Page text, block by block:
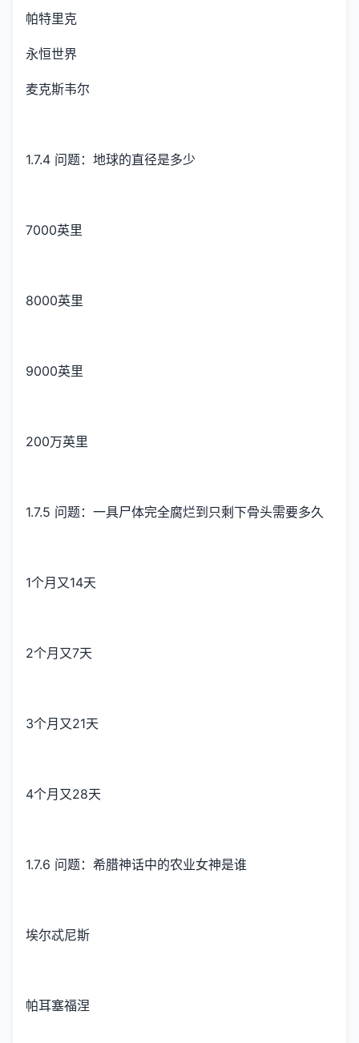
帕特里克
永恒世界
麦克斯韦尔
1.7.4 问题：地球的直径是多少
7000英里
8000英里
9000英里
200万英里
1.7.5 问题：一具尸体完全腐烂到只剩下骨头需要多久
1个月又14天
2个月又7天
3个月又21天
4个月又28天
1.7.6 问题：希腊神话中的农业女神是谁
埃尔忒尼斯
帕耳塞福涅